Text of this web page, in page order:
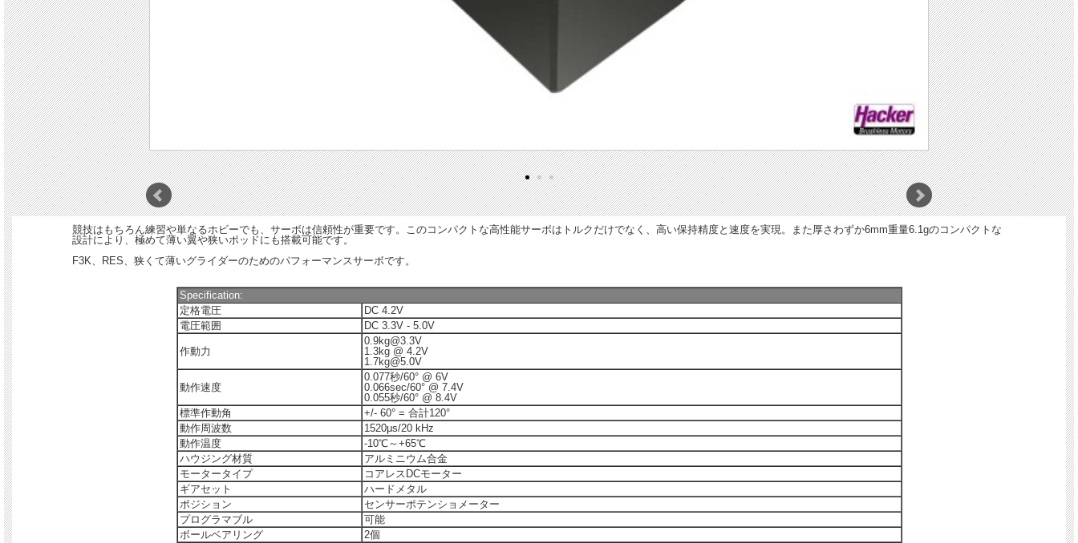
競技はもちろん練習や単なるホビーでも、サーボは信頼性が重要です。このコンパクトな高性能サーボはトルクだけでなく、高い保持精度と速度を実現。また厚さわずか6mm重量6.1gのコンパクトな
設計により、極めて薄い翼や狭いポッドにも搭載可能です。
F3K、RES、狭くて薄いグライダーのためのパフォーマンスサーボです。
Specification:
定格電圧
DC 4.2V
電圧範囲
DC 3.3V - 5.0V
作動力
0.9kg@3.3V
1.3kg @ 4.2V
1.7kg@5.0V
動作速度
0.077秒/60° @ 6V
0.066sec/60° @ 7.4V
0.055秒/60° @ 8.4V
標準作動角
+/- 60° = 合計120°
動作周波数
1520μs/20 kHz
動作温度
-10℃～+65℃
ハウジング材質
アルミニウム合金
モータータイプ
コアレスDCモーター
ギアセット
ハードメタル
ポジション
センサーポテンショメーター
プログラマブル
可能
ボールベアリング
2個